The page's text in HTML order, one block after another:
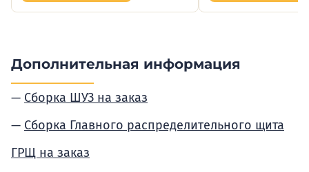
Дополнительная информация
Сборка ШУЗ на заказ
Сборка Главного распределительного щита
ГРЩ на заказ